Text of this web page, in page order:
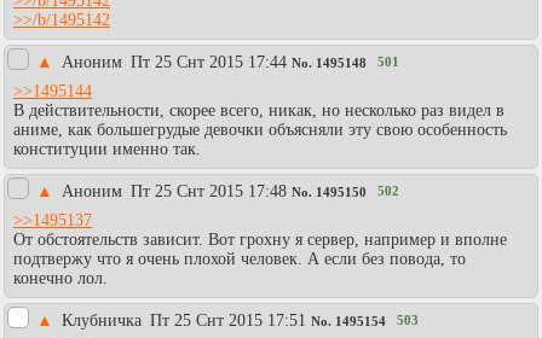
>>/b/1495142
▲ Аноним Пт 25 Снт 2015 17:44 No. 1495148 501
>>1495144
В действительности, скорее всего, никак, но несколько раз видел в
аниме, как большегрудые девочки объясняли эту свою особенность
конституции именно так.
▲ Аноним Пт 25 Снт 2015 17:48 No. 1495150 502
>>1495137
От обстоятельств зависит. Вот грохну я сервер, например и вполне
подтвержу что я очень плохой человек. А если без повода, то
конечно лол.
▲ Клубничка Пт 25 Снт 2015 17:51 No. 1495154 503